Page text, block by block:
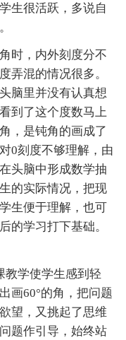
生很活跃，多说自
时，内外刻度分不
弄混的情况很多。
脑里并没有认真想
到了这个度数马上
，是钝角的画成了
0刻度不够理解，由
头脑中形成数学抽
的实际情况，把现
生便于理解，也可
的学习打下基础。
教学使学生感到轻
画60°的角，把问题
望，又挑起了思维
题作引导，始终站